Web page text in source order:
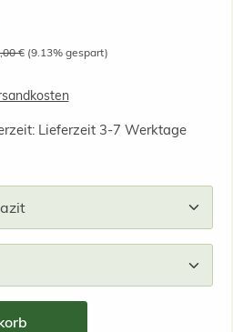
Preis:
€ (9.13% gespart)
Lieferzeit 3-7 Werktage